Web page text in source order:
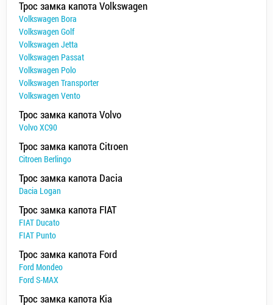
Трос замка капота Volkswagen
Volkswagen Bora
Volkswagen Golf
Volkswagen Jetta
Volkswagen Passat
Volkswagen Polo
Volkswagen Transporter
Volkswagen Vento
Трос замка капота Volvo
Volvo XC90
Трос замка капота Citroen
Citroen Berlingo
Трос замка капота Dacia
Dacia Logan
Трос замка капота FIAT
FIAT Ducato
FIAT Punto
Трос замка капота Ford
Ford Mondeo
Ford S-MAX
Трос замка капота Kia